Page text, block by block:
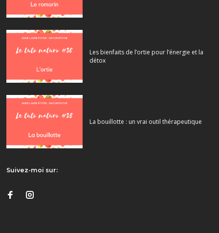
Les bienfaits de l’ortie pour l’énergie et la
détox
La bouillotte : un vrai outil thérapeutique
Suivez-moi sur: